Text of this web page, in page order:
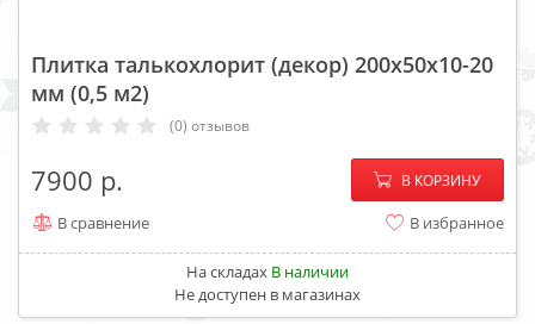
Плитка талькохлорит (декор) 200x50x10-20
мм (0,5 м2)
(0) отзывов
7900 − +
В КОРЗИНУ
В сравнение В избранное
На складах В наличии
Не доступен в магазинах